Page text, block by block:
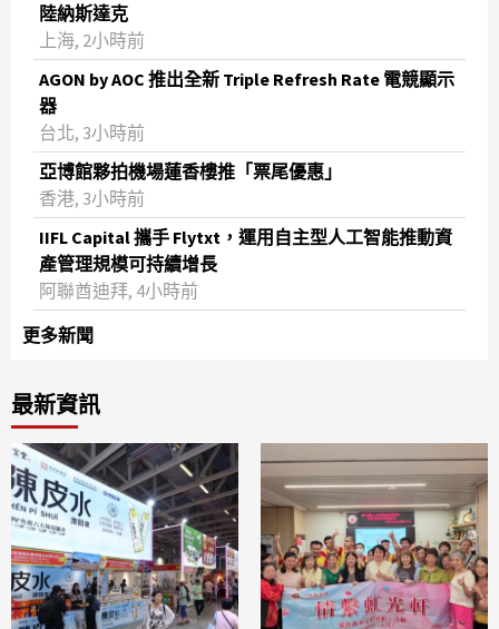
陸納斯達克
上海, 2小時前
AGON by AOC 推出全新 Triple Refresh Rate 電競顯示
器
台北, 3小時前
亞博館夥拍機場蓮香樓推「票尾優惠」
香港, 3小時前
IIFL Capital 攜手 Flytxt，運用自主型人工智能推動資
產管理規模可持續增長
阿聯酋迪拜, 4小時前
更多新聞
最新資訊